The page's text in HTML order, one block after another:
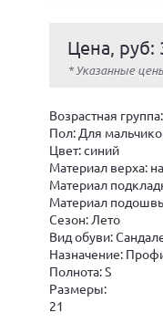
Цена, руб:
* Указанные
Возрастная
Пол: Для
Цвет: синий
Материал верха:
Материал
Материал
Сезон: Лето
Вид обуви:
Назначение:
Полнота: S
Размеры:
21